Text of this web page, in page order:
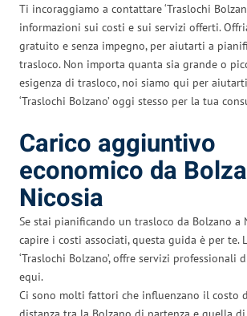
Ti incoraggiamo a contattare ‘Traslochi
informazioni sui costi e sui servizi offerti.
gratuito e senza impegno, per aiutarti a
trasloco. Non importa quanta sia grande o
esigenza di trasloco, noi siamo qui per
‘Traslochi Bolzano’ oggi stesso per la tua
Carico aggiuntivo
economico da
Nicosia
Se stai pianificando un trasloco da Bolzano a
capire i costi associati, questa guida è per te.
‘Traslochi Bolzano’, offre servizi professionali
equi.
Ci sono molti fattori che influenzano il costo